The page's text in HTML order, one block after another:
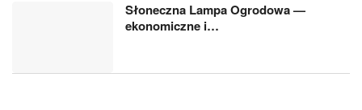
Słoneczna Lampa Ogrodowa —
ekonomiczne i…